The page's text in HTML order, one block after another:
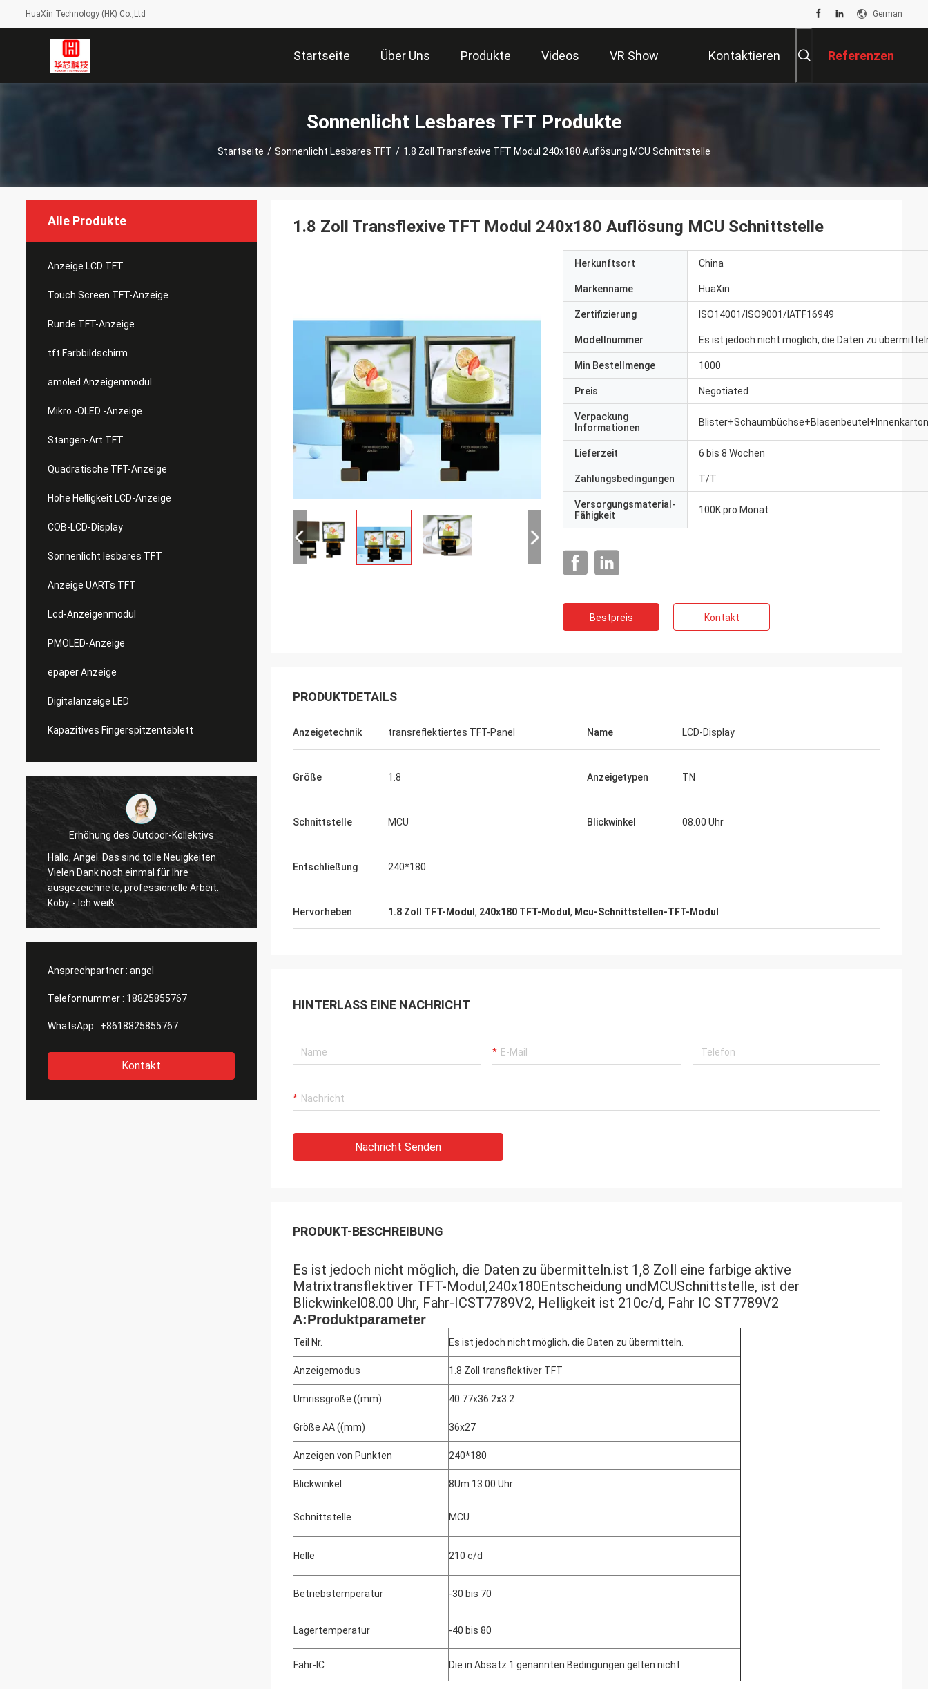
HuaXin Technology (HK) Co.,Ltd German
Startseite Über Uns Produkte Videos VR Show Kontaktieren Referenzen
Sonnenlicht Lesbares TFT Produkte
Startseite / Sonnenlicht Lesbares TFT / 1.8 Zoll Transflexive TFT Modul 240x180 Auflösung MCU Schnittstelle
Alle Produkte
Anzeige LCD TFT
Touch Screen TFT-Anzeige
Runde TFT-Anzeige
tft Farbbildschirm
amoled Anzeigenmodul
Mikro -OLED -Anzeige
Stangen-Art TFT
Quadratische TFT-Anzeige
Hohe Helligkeit LCD-Anzeige
COB-LCD-Display
Sonnenlicht lesbares TFT
Anzeige UARTs TFT
Lcd-Anzeigenmodul
PMOLED-Anzeige
epaper Anzeige
Digitalanzeige LED
Kapazitives Fingerspitzentablett
Erhöhung des Outdoor-Kollektivs
Hallo, Angel. Das sind tolle Neuigkeiten.
Vielen Dank noch einmal für Ihre
ausgezeichnete, professionelle Arbeit.
Koby. - Ich weiß.
begonnen, jetzt überprüfen und testen
wir sie mit unserem Produkt.Wenn Sie
hervorragend und sieht wirklich
Ansprechpartner : angel
Telefonnummer : 18825855767
WhatsApp : +8618825855767
Kontakt
1.8 Zoll Transflexive TFT Modul 240x180 Auflösung MCU Schnittstelle
Herkunftsort China
Markenname HuaXin
Zertifizierung ISO14001/ISO9001/IATF16949
Modellnummer Es ist jedoch nicht möglich, die Daten zu
Min Bestellmenge 1000
Preis Negotiated
Verpackung
Informationen
Lieferzeit 6 bis 8 Wochen
Zahlungsbedingungen T/T
Versorgungsmaterial-
Fähigkeit
100K pro Monat
Bestpreis Kontakt
PRODUKTDETAILS
Anzeigetechnik transreflektiertes TFT-Panel Name LCD-Display
Größe 1.8 Anzeigetypen TN
Schnittstelle MCU Blickwinkel 08.00 Uhr
Entschließung 240*180
Hervorheben 1.8 Zoll TFT-Modul , 240x180 TFT-Modul , Mcu-Schnittstellen-TFT-Modul
HINTERLASS EINE NACHRICHT
Nachricht Senden
PRODUKT-BESCHREIBUNG
Es ist jedoch nicht möglich, die Daten zu übermitteln.ist 1,8 Zoll eine farbige aktive
Matrixtransflektiver TFT-Modul,240x180Entscheidung undMCUSchnittstelle, ist der
Blickwinkel08.00 Uhr, Fahr-ICST7789V2, Helligkeit ist 210c/d, Fahr IC ST7789V2
A:Produktparameter
Teil Nr. Es ist jedoch nicht möglich, die Daten zu übermitteln.
Anzeigemodus 1.8 Zoll transflektiver TFT
Umrissgröße ((mm) 40.77x36.2x3.2
Größe AA ((mm) 36x27
Anzeigen von Punkten 240*180
Blickwinkel 8Um 13:00 Uhr
Schnittstelle MCU
Helle 210 c/d
Betriebstemperatur -30 bis 70
Lagertemperatur -40 bis 80
Fahr-IC Die in Absatz 1 genannten Bedingungen gelten nicht.